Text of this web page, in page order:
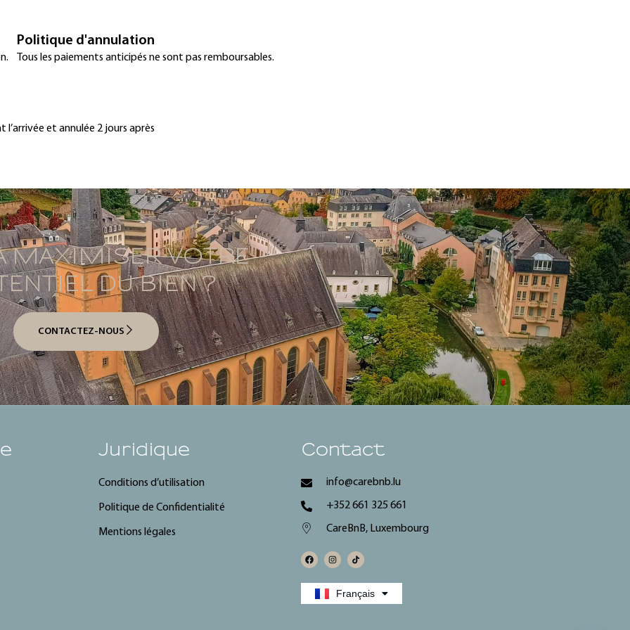
Politique d'annulation
Tous les paiements anticipés ne sont pas remboursables.
et annulée 2 jours après
MAXIMISER VOTRE
DU BIEN ?
CONTACTEZ-NOUS
Juridique
Conditions d’utilisation
Politique de Confidentialité
Mentions légales
Contact
info@carebnb.lu
+352 661 325 661
CareBnB, Luxembourg
Français
English